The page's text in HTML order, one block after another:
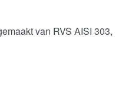
van RVS AISI 303,